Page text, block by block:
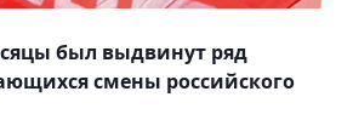
был выдвинут ряд
смены российского